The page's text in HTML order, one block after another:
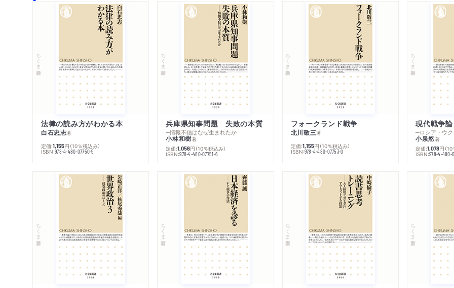
ちくま新書
法律の読み方がわかる本
白石忠志著
定価:1,155円 （10％税込み）
ISBN:978-4-480-07750-9
ちくま新書
兵庫県知事問題 失敗の本質
─情報不信はなぜ生まれたか
小林和樹著
定価:1,056円 （10％税込み）
ISBN:978-4-480-07751-6
ちくま新書
フォークランド戦争
北川敬三著
定価:1,155円 （10％税込み）
ISBN:978-4-480-07753-0
ちくま新書
現代戦争論
小泉悠著
定価:1,078円 （
ISBN:978-4-480-
ちくま新書 ちくま新書 ちくま新書 ちくま新書